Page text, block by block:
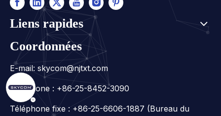
Liens rapides
Coordonnées
E-mail: skycom@njtxt.com
Téléphone : +86-25-8452-3090
Téléphone fixe : +86-25-6606-1887 (Bureau du